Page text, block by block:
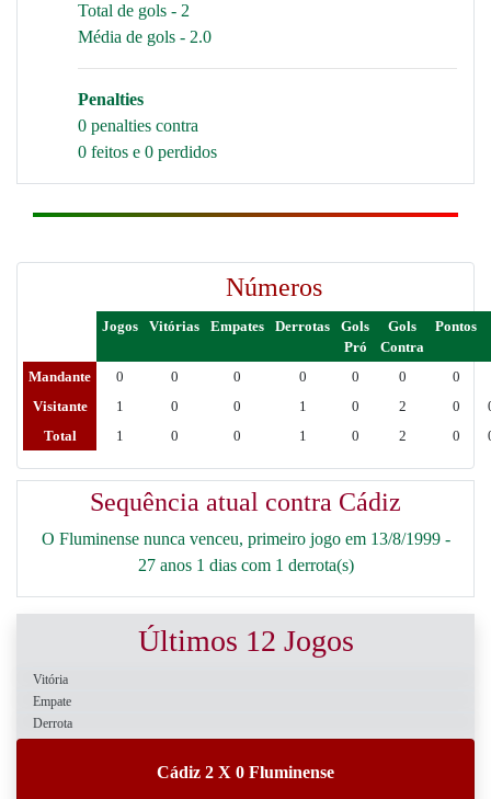
Total de gols - 2
Média de gols - 2.0
Penalties
0 penalties contra
0 feitos e 0 perdidos
Números
Jogos Vitórias Empates Derrotas
Gols
Pró
Gols
Contra
Pontos
Mandante 0 0 0 0 0 0
0
Visitante
1 0 0 1 0 2 0
Total
1 0 0 1 0 2 0
Sequência atual contra Cádiz
O Fluminense nunca venceu, primeiro jogo em 13/8/1999 -
27 anos 1 dias com 1 derrota(s)
Últimos 12 Jogos
Vitória
Empate
Derrota
Cádiz 2 X 0 Fluminense